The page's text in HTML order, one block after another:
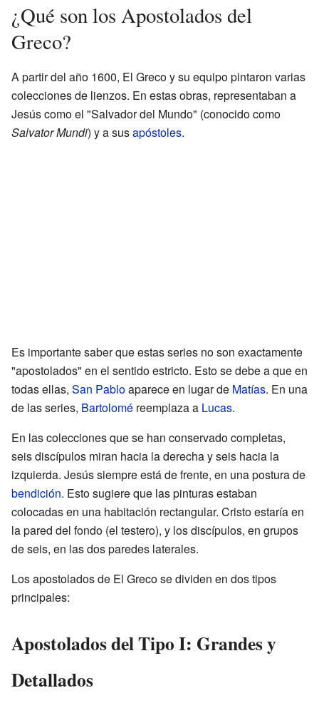
¿Qué son los Apostolados del
Greco?
A partir del año 1600, El Greco y su equipo pintaron varias
colecciones de lienzos. En estas obras, representaban a
Jesús como el "Salvador del Mundo" (conocido como
Salvator Mundi) y a susapóstoles.
Es importante saber que estas series no son exactamente
"apostolados" en el sentido estricto. Esto se debe a que en
todas ellas, San Pabloaparece en lugar de Matías. En una
de las series, Bartolomé reemplaza a Lucas.
En las colecciones que se han conservado completas,
seis discípulos miran hacia la derecha y seis hacia la
izquierda. Jesús siempre está de frente, en una postura de
bendición. Esto sugiere que las pinturas estaban
colocadas en una habitación rectangular. Cristo estaría en
la pared del fondo (el testero), y los discípulos, en grupos
de seis, en las dos paredes laterales.
Los apostolados de El Greco se dividen en dos tipos
principales:
Apostolados del Tipo I: Grandes y
Detallados